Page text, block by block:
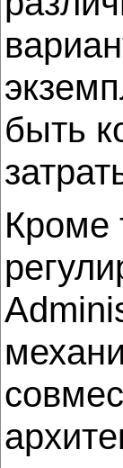
быть
Кроме